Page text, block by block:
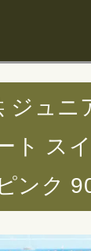
ュ
ト ス
ンク